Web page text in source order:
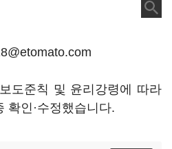
도준칙 및 윤리강령에 따라
확인·수정했습니다.